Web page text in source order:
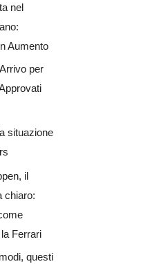
nel
Aumento
per
situazione
il
chiaro:
Ferrari
questi